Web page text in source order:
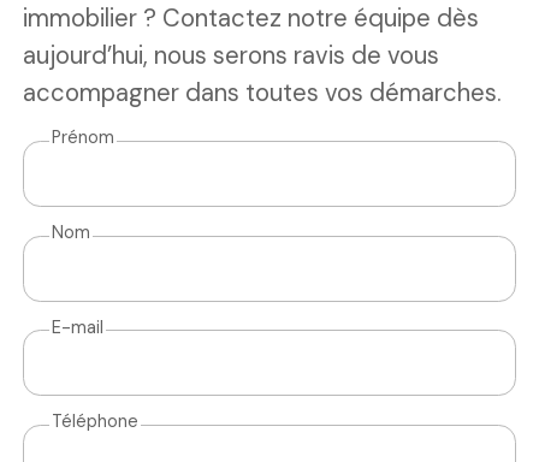
immobilier ? Contactez notre équipe dès
aujourd’hui, nous serons ravis de vous
accompagner dans toutes vos démarches.
Prénom
Nom
E-mail
Téléphone